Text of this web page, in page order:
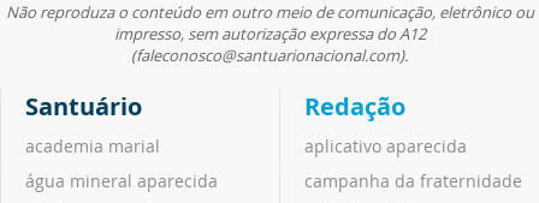
Não reproduza o conteúdo em outro meio de comunicação, eletrônico ou
impresso, sem autorização expressa do A12
(faleconosco@santuarionacional.com).
Santuário
academia marial
água mineral aparecida
Redação
aplicativo aparecida
campanha da fraternidade